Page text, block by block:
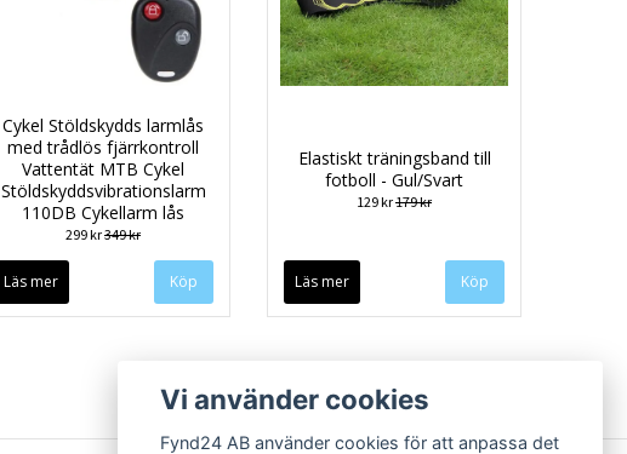
Cykel Stöldskydds larmlås
med trådlös fjärrkontroll
Vattentät MTB Cykel
Stöldskyddsvibrationslarm
110DB Cykellarm lås
299 kr349 kr
Läs mer
Elastiskt träningsband till
fotboll - Gul/Svart
129 kr179 kr
Läs mer
Vi använder cookies
Fynd24 AB använder cookies för att anpassa det